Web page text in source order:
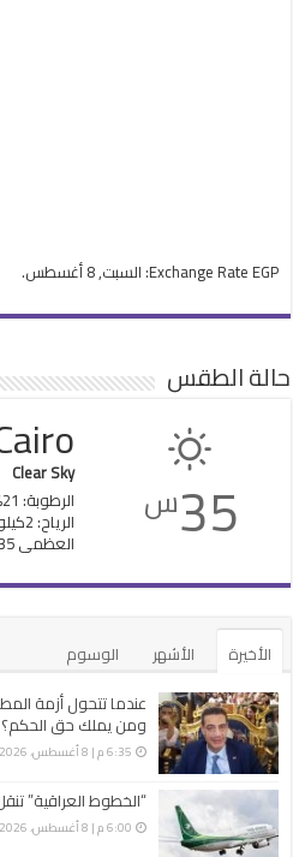
Exchange Rate EGP : السبت, 8 أغسطس.
حالة الطقس
35س
Clear Sky
الرطوبة: 21%
الرياح: 2كيلومتر/ساعة ج.ج.غ
العظمى 35 • الصغرى 35
الأخيرة الأشهر
الوسوم
عندما تتحول أزمة
ومن يملك حق الحكم؟
6:35 م | 8 أغسطس، 2026
“الخطوط العراقية” تنقل 261 ألف مسافر في يوليو
6:00 م | 8 أغسطس، 2026